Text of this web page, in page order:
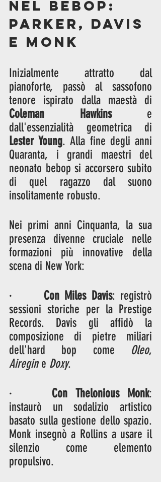
nel Bebop:
Parker, Davis
e Monk
Inizialmente attratto dal
pianoforte, passò al sassofono
Coleman Hawkins e
Lester Young. Alla fine degli anni
Quaranta, i grandi maestri del
neonato bebop si accorsero subito
di quel ragazzo dal suono
insolitamente robusto.
Nei primi anni Cinquanta, la sua
presenza divenne cruciale nelle
formazioni più innovative della
scena di New York:
· Con Miles Davis: registrò
sessioni storiche per la Prestige
Records. Davis gli affidò la
composizione di pietre miliari
dell'hard bop come Oleo
Airegin e Doxy.
· Con Thelonious Monk:
instaurò un sodalizio artistico
basato sulla gestione dello spazio.
Monk insegnò a Rollins a usare il
silenzio come elemento
propulsivo.